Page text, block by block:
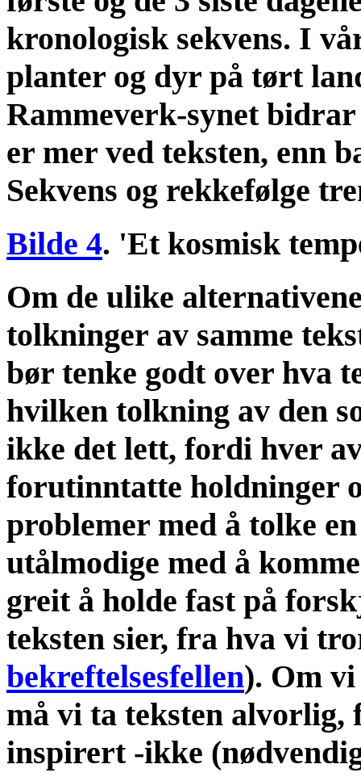
kronologisk sekvens. I
planter og dyr på tørt
Rammeverk-synet bidrar
er mer ved teksten, enn
Sekvens og rekkefølge
Bilde 4. 'Et kosmisk
Om de ulike
tolkninger av samme
bør tenke godt over hva
hvilken tolkning av den
ikke det lett, fordi hver
forutinntatte holdninger
problemer med å tolke
utålmodige med å
greit å holde fast på
teksten sier, fra hva vi
bekreftelsesfellen). Om
må vi ta teksten alvorlig,
inspirert -ikke